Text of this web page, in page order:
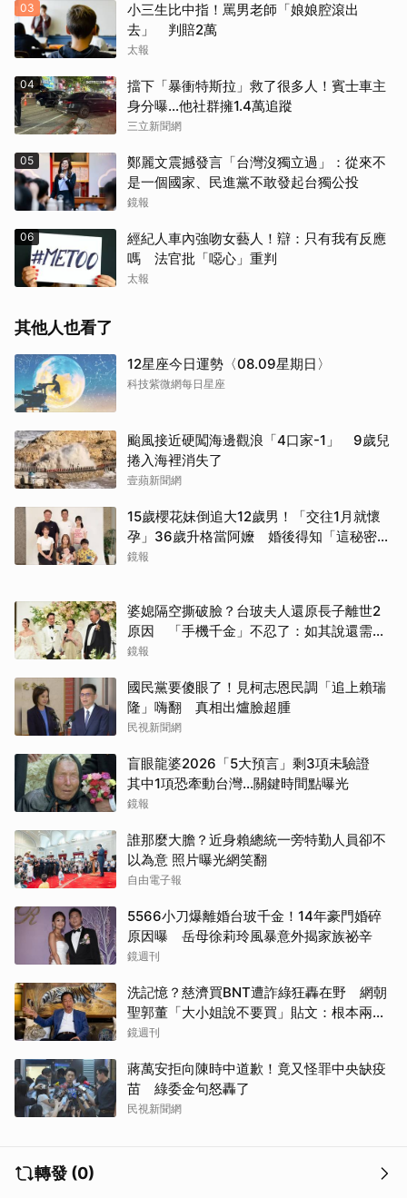
03
小三生比中指！罵男老師「娘娘腔滾出
去」 判賠2萬
太報
04
擋下「暴衝特斯拉」救了很多人！賓士車主
身分曝…他社群擁1.4萬追蹤
三立新聞網
05
鄭麗文震撼發言「台灣沒獨立過」：從來不
是一個國家、民進黨不敢發起台獨公投
鏡報
06
經紀人車內強吻女藝人！辯：只有我有反應
嗎 法官批「噁心」重判
太報
其他人也看了
12星座今日運勢〈08.09星期日〉
科技紫微網每日星座
颱風接近硬闖海邊觀浪「4口家-1」 9歲兒
捲入海裡消失了
壹蘋新聞網
15歲櫻花妹倒追大12歲男！「交往1月就懷
孕」36歲升格當阿嬤 婚後得知「這秘密」
傻眼了
鏡報
婆媳隔空撕破臉？台玻夫人還原長子離世2
原因 「手機千金」不忍了：如其說還需要
離開嗎？
鏡報
國民黨要傻眼了！見柯志恩民調「追上賴瑞
隆」嗨翻 真相出爐臉超腫
民視新聞網
盲眼龍婆2026「5大預言」剩3項未驗證
其中1項恐牽動台灣...關鍵時間點曝光
鏡報
誰那麼大膽？近身賴總統一旁特勤人員卻不
以為意 照片曝光網笑翻
自由電子報
5566小刀爆離婚台玻千金！14年豪門婚碎
原因曝 岳母徐莉玲風暴意外揭家族祕辛
鏡週刊
洗記憶？慈濟買BNT遭詐綠狂轟在野 網朝
聖郭董「大小姐說不要買」貼文：根本兩碼
事
鏡週刊
蔣萬安拒向陳時中道歉！竟又怪罪中央缺疫
苗 綠委金句怒轟了
民視新聞網
轉發 (0)